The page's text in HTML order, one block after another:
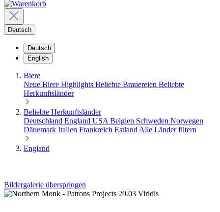
Deutsch
Deutsch
English
Biere
Neue Biere Highlights Beliebte Brauereien Beliebte
Herkunftsländer
Beliebte Herkunftsländer
Deutschland England USA Belgien Schweden Norwegen
Dänemark Italien Frankreich Estland Alle Länder filtern
England
Bildergalerie überspringen